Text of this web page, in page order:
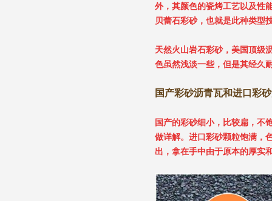
外，其颜色的瓷烤工艺以及性
贝蕾石彩砂，也就是此种类型
天然火山岩石彩砂，美国顶级
色虽然浅淡一些，但是其经久
国产彩砂沥青瓦和进口彩
国产的彩砂细小，比较扁，不
做详解。进口彩砂颗粒饱满，
出，拿在手中由于原本的厚实